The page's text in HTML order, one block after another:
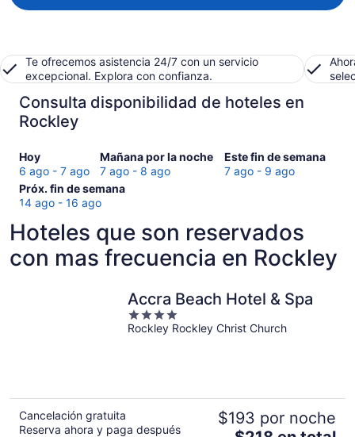
Te ofrecemos asistencia 24/7 con un servicio
excepcional. Explora con confianza.
Consulta disponibilidad de hoteles en
Rockley
Hoy
Consultar
precios
en
Rockley
hoy,
ago
6 ago - 7 ago
Mañana por la noche
Consultar
precios
en
Rockley
mañana
por
la
7 ago - 8 ago
Este fin de semana
Consultar
precios
este
fin
de
7
-
7 ago - 9 ago
Próx. fin de semana
Consultar
precios
Rockley
para
el
ago
14 ago - 16 ago
Hoteles que son reservados
con mas frecuencia en Rockley
Accra Beach Hotel & Spa
4
out
Rockley Rockley Christ Church
Cancelación gratuita
Reserva ahora y paga después
$193 por noche